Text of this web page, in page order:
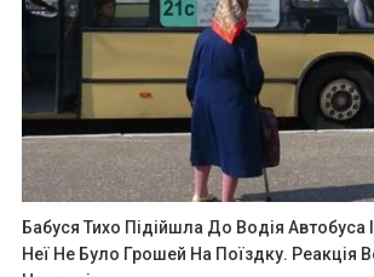
Бабуся Тихо Підійшла До Водія Автобуса
Неї Не Було Грошей На Поїздку. Реакція